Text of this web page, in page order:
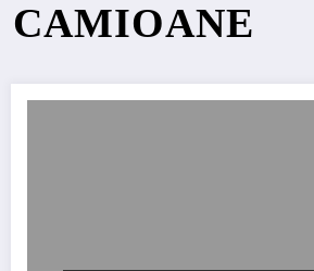
CAMIOANE